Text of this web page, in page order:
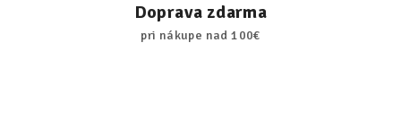
Doprava zdarma
pri nákupe nad 100€